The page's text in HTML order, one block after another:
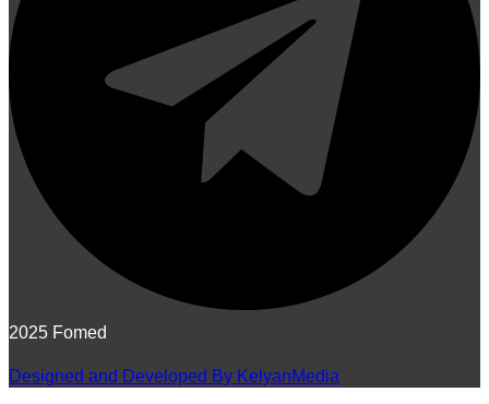
2025 Fomed
Designed and Developed By KelyanMedia